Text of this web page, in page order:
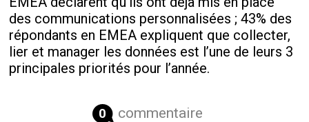
des communications personnalisées ; 43% des
répondants en EMEA expliquent que collecter,
lier et manager les données est l’une de leurs 3
principales priorités pour l’année.
0 commentaire